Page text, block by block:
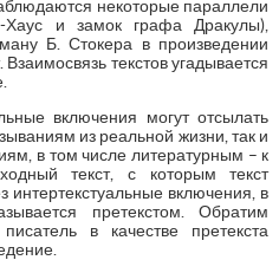
некоторые параллели
Хаус и замок графа Дракулы),
Б. Стокера в произведении
текстов угадывается
включения могут отсылать
из реальной жизни, так и
в том числе литературным – к
текст, с которым текст
интертекстуальные включения, в
претекстом. Обратим
в качестве претекста